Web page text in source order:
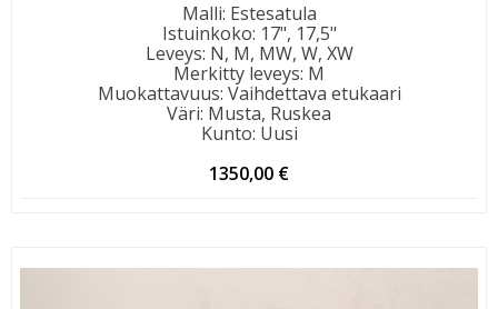
Malli: Estesatula
Istuinkoko: 17", 17,5"
Leveys: N, M, MW, W, XW
Merkitty leveys: M
Muokattavuus: Vaihdettava etukaari
Väri: Musta, Ruskea
Kunto: Uusi
1350,00 €